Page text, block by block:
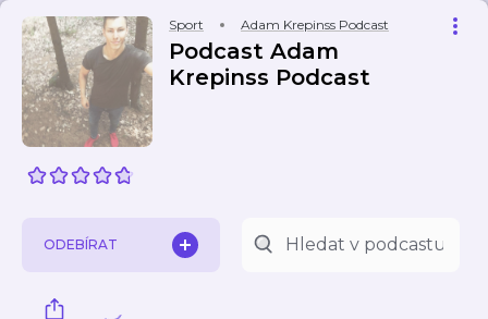
Sport Adam Krepinss Podcast
Podcast Adam
Krepinss Podcast
ODEBÍRAT